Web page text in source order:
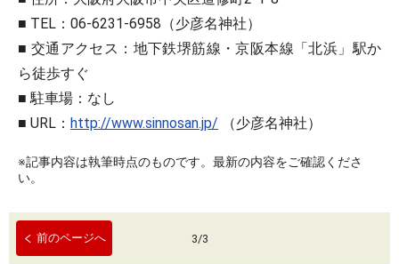
■ TEL：06-6231-6958（少彦名神社）
■ 交通アクセス：地下鉄堺筋線・京阪本線「北浜」駅か
ら徒歩すぐ
■ 駐車場：なし
■ URL： http://www.sinnosan.jp/ （少彦名神社）
※記事内容は執筆時点のものです。最新の内容をご確認くださ
い。
前のページへ 3/3